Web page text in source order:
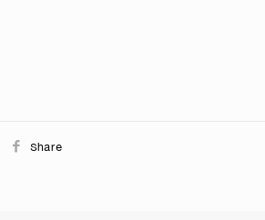
Share